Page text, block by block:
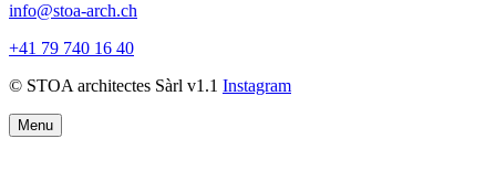
info@stoa-arch.ch
+41 79 740 16 40
© STOA architectes Sàrl v1.1 Instagram
Menu